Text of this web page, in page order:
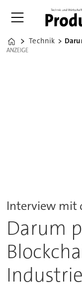
Home
Technik
ANZEIGE
ANZEIGE
Interview mit
Darum